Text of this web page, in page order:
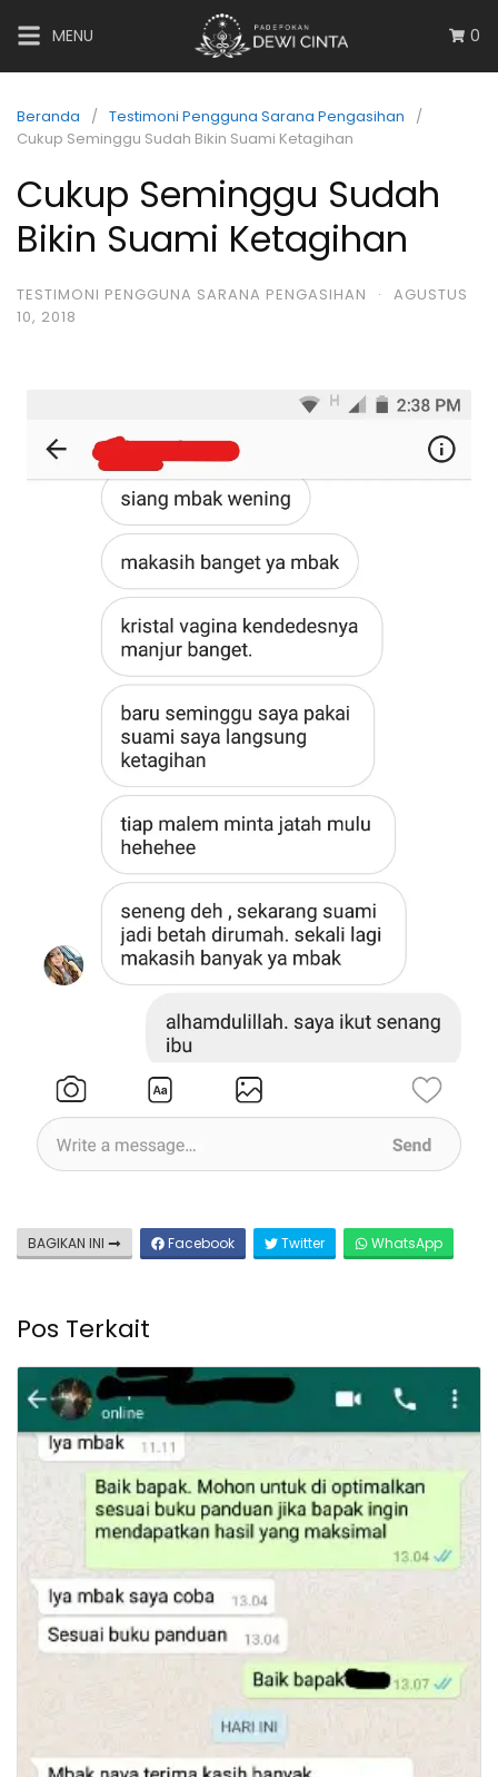
MENU 0
Beranda
Testimoni Pengguna Sarana Pengasihan
Cukup Seminggu Sudah Bikin Suami Ketagihan
Cukup Seminggu Sudah
Bikin Suami Ketagihan
TESTIMONI PENGGUNA SARANA PENGASIHAN ·
AGUSTUS
10, 2018
BAGIKAN INI Facebook Twitter WhatsApp
Pos Terkait